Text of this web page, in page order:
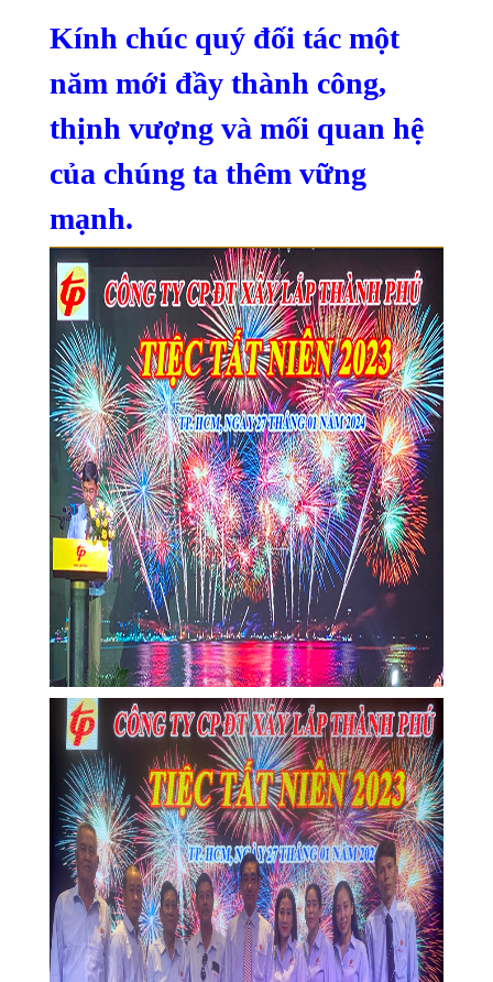
Kính chúc quý đối tác một
năm mới đầy thành công,
thịnh vượng và mối quan hệ
của chúng tathêm vững
mạnh.